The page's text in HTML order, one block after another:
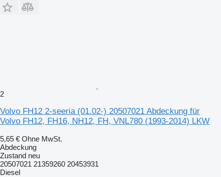
2
Volvo FH12 2-seeria (01.02-) 20507021 Abdeckung für
Volvo FH12, FH16, NH12, FH, VNL780 (1993-2014) LKW
5,65 € Ohne MwSt.
Abdeckung
Zustand neu
20507021 21359260 20453931
Diesel